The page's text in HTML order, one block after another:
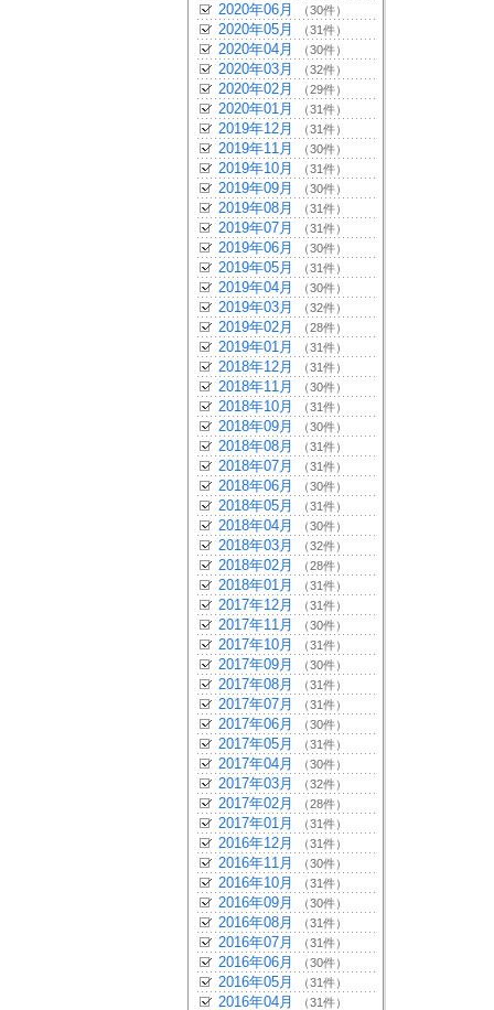
2020年06月 （30件）
2020年05月 （31件）
2020年04月 （30件）
2020年03月 （32件）
2020年02月 （29件）
2020年01月 （31件）
2019年12月 （31件）
2019年11月 （30件）
2019年10月 （31件）
2019年09月 （30件）
2019年08月 （31件）
2019年07月 （31件）
2019年06月 （30件）
2019年05月 （31件）
2019年04月 （30件）
2019年03月 （32件）
2019年02月 （28件）
2019年01月 （31件）
2018年12月 （31件）
2018年11月 （30件）
2018年10月 （31件）
2018年09月 （30件）
2018年08月 （31件）
2018年07月 （31件）
2018年06月 （30件）
2018年05月 （31件）
2018年04月 （30件）
2018年03月 （32件）
2018年02月 （28件）
2018年01月 （31件）
2017年12月 （31件）
2017年11月 （30件）
2017年10月 （31件）
2017年09月 （30件）
2017年08月 （31件）
2017年07月 （31件）
2017年06月 （30件）
2017年05月 （31件）
2017年04月 （30件）
2017年03月 （32件）
2017年02月 （28件）
2017年01月 （31件）
2016年12月 （31件）
2016年11月 （30件）
2016年10月 （31件）
2016年09月 （30件）
2016年08月 （31件）
2016年07月 （31件）
2016年06月 （30件）
2016年05月 （31件）
2016年04月 （31件）